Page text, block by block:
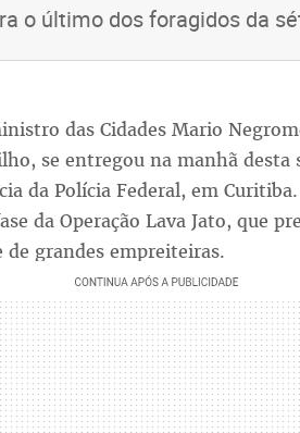
o último dos foragidos da
das Cidades Mario
se entregou na manhã desta
da Polícia Federal, em
da Operação Lava Jato, que
de grandes empreiteiras.